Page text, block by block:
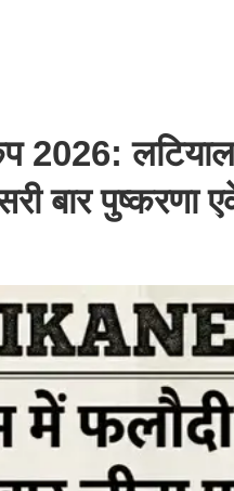
लटियाल
बार पुष्करणा